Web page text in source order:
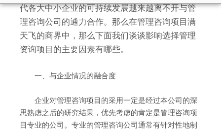
代各大中小企业的可持续发展越来越离不开与管
理咨询公司的通力合作。那么在管理咨询项目满
天飞的商界中，那么下面我们谈谈影响选择管理
资询项目的主要因素有哪些。
一、与企业情况的融合度
企业对管理咨询项目的采用一定是经过本公司的深
思熟虑之后的研究结果，优先考虑的肯定是管理咨询项
目专业的公司。专业的管理咨询公司通常有针对性地制